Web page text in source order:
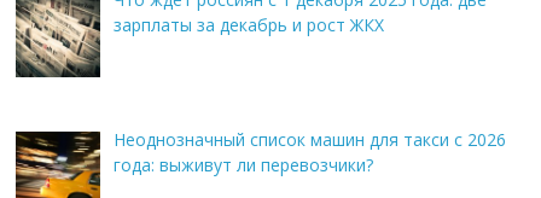
зарплаты за декабрь и рост ЖКХ
Неоднозначный список машин для такси с 2026
года: выживут ли перевозчики?